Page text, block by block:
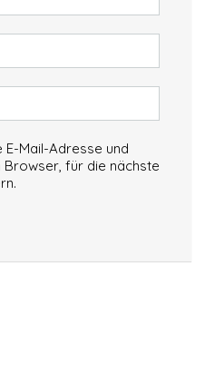
E-Mail-Adresse und
Browser, für die nächste